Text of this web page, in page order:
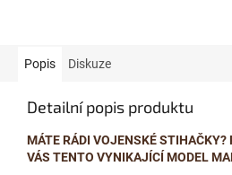
Popis Diskuze
Detailní popis produktu
MÁTE RÁDI VOJENSKÉ STIHAČKY?
VÁS TENTO VYNIKAJÍCÍ MODEL